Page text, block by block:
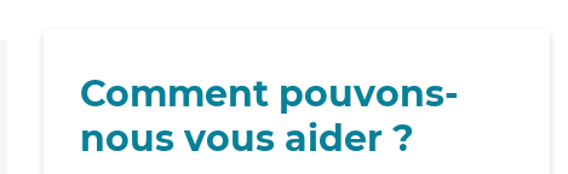
Comment pouvons-
nous vous aider ?